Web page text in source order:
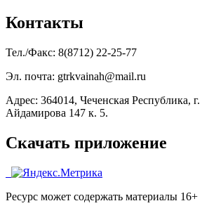
Контакты
Тел./Факс: 8(8712) 22-25-77
Эл. почта: gtrkvainah@mail.ru
Адрес: 364014, Чеченская Республика,
Айдамирова 147 к. 5.
Скачать приложение
Ресурс может содержать материалы 16+